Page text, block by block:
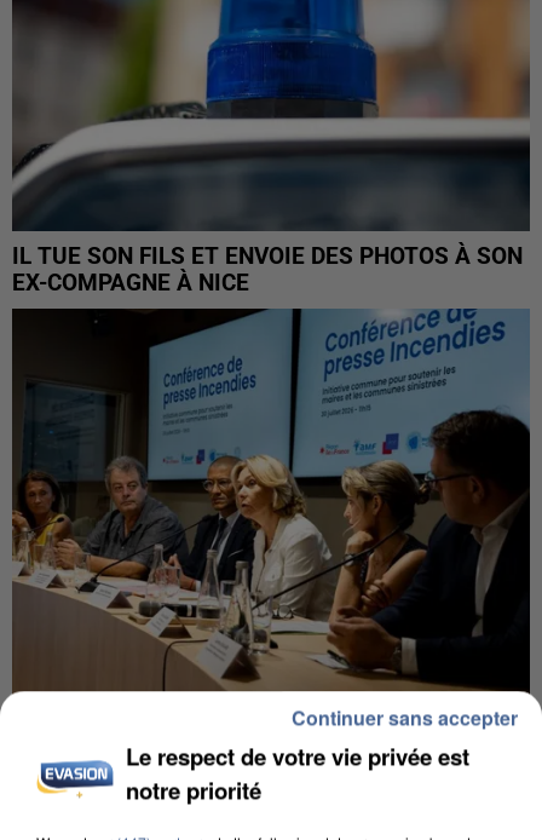
IL TUE SON FILS ET ENVOIE DES PHOTOS À SON
EX-COMPAGNE À NICE
INCENDIES : L’ÎLE-DE-FRANCE LANCE UN ÉLAN
DE SOLIDARITÉ AVEC LES...
Le respect de votre vie privée est
notre priorité
Continuer sans accepter